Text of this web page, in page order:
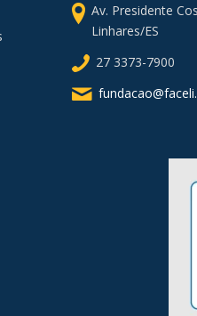
Av. Presidente
Linhares/ES
27 3373-7900